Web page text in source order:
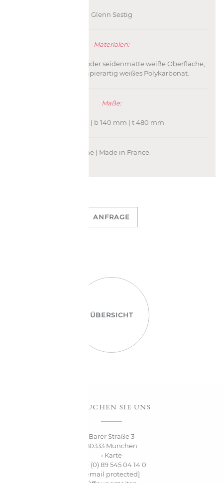
Glenn Sestig
Materialen:
Aluminium - Bronze oder seidenmatte weiße Oberfläche,
sandgestrahlt papierartig weißes Polykarbonat.
Maße:
h 60 mm | b 140 mm | t 480 mm
Ozone | Made in France.
ANFRAGE
ÜBERSICHT
BESUCHEN SIE UNS
Barer Straße 3
80333 München
› Karte
+49 (0) 89 545 04 14 0
[email protected]